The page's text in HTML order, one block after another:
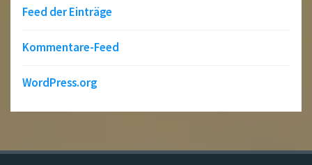
Feed der Einträge
Kommentare-Feed
WordPress.org